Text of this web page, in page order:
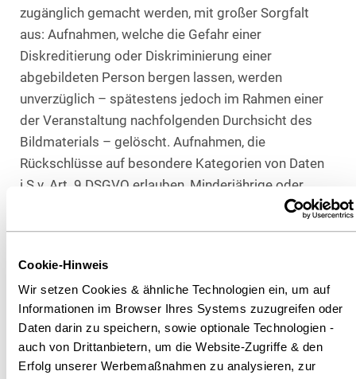
Cookie-Hinweis
Wir setzen Cookies & ähnliche Technologien ein, um auf
Informationen im Browser Ihres Systems zuzugreifen oder
Daten darin zu speichern, sowie optionale Technologien -
auch von Drittanbietern, um die Website-Zugriffe & den
Erfolg unserer Werbemaßnahmen zu analysieren, zur
zugänglich gemacht werden, mit großer Sorgfalt
aus: Aufnahmen, welche die Gefahr einer
Diskreditierung oder Diskriminierung einer
abgebildeten Person bergen lassen, werden
unverzüglich – spätestens jedoch im Rahmen einer
der Veranstaltung nachfolgenden Durchsicht des
Bildmaterials – gelöscht. Aufnahmen, die
Rückschlüsse auf besondere Kategorien von Daten
i.S.v. Art. 9 DSGVO erlauben, Minderjährige oder
besonders schutzbedürftige Personen zeigen,
werden ebenfalls unverzüglich – spätestens jedoch
gelöscht. Ferner gelöscht werden Aufnahmen von
Mitarbeitern, die nicht schriftlich in die Verarbeitung
von Aufnahmen eingewilligt haben. Die vorstehenden
Sätze gelten auch, wenn es sich um ein bloßes
Hintergrundgeschehen handelt.